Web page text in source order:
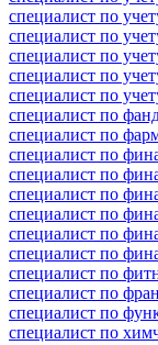
специалист по
специалист по
специалист по
специалист по
специалист по
специалист по
специалист по
специалист по
специалист по
специалист по
специалист по
специалист по
специалист по
специалист по
специалист по
специалист по
специалист по